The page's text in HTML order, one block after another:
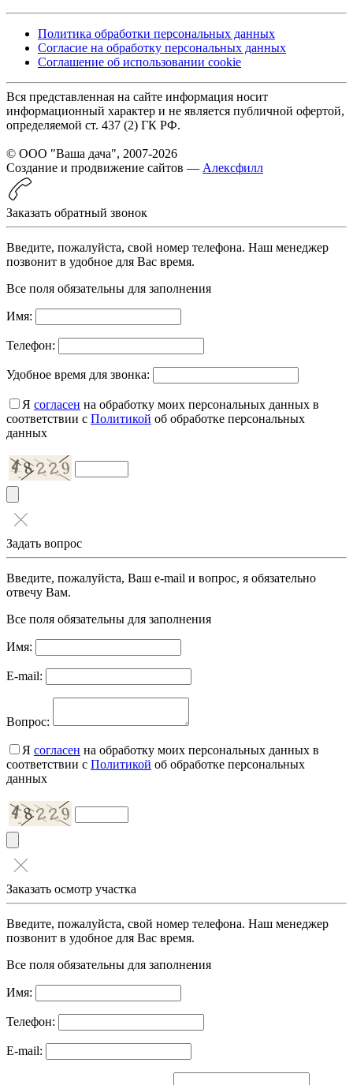
Политика обработки персональных данных
Согласие на обработку персональных данных
Соглашение об использовании cookie
Вся представленная на сайте информация носит
информационный характер и не является публичной офертой,
определяемой ст. 437 (2) ГК РФ.
© ООО "Ваша дача", 2007-2026
Создание и продвижение сайтов — Алексфилл
Заказать обратный звонок
Введите, пожалуйста, свой номер телефона. Наш менеджер
позвонит в удобное для Вас время.
Все поля обязательны для заполнения
Имя:
Телефон:
Удобное время для звонка:
Я согласен на обработку моих персональных данных в
соответствии с Политикой об обработке персональных
данных
Задать вопрос
Введите, пожалуйста, Ваш e-mail и вопрос, я обязательно
отвечу Вам.
Все поля обязательны для заполнения
Имя:
E-mail:
Вопрос:
Я согласен на обработку моих персональных данных в
соответствии с Политикой об обработке персональных
данных
Заказать осмотр участка
Введите, пожалуйста, свой номер телефона. Наш менеджер
позвонит в удобное для Вас время.
Все поля обязательны для заполнения
Имя:
Телефон:
E-mail: